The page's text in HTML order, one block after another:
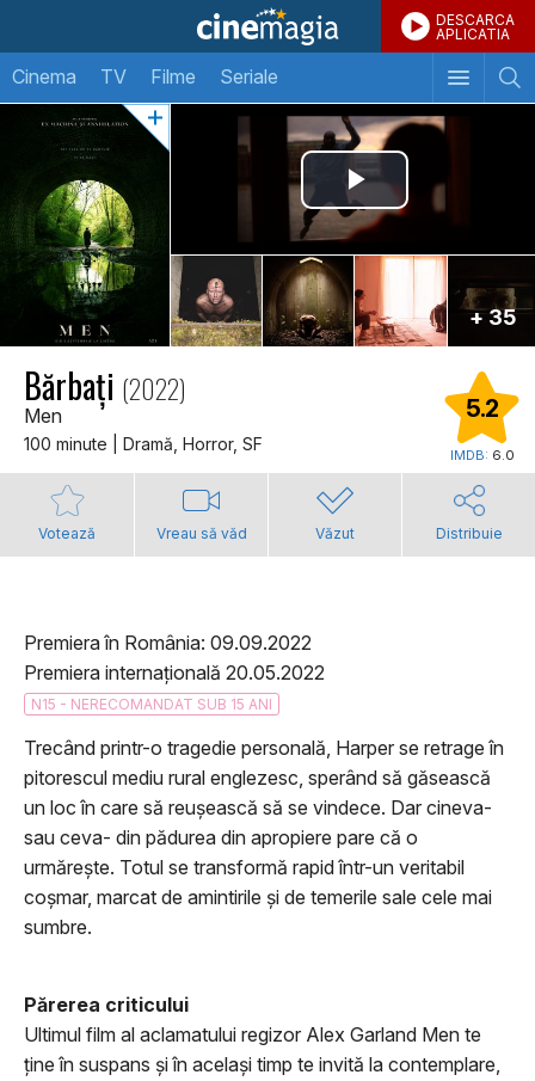
DESCARCA
APLICATIA
Cinema TV Filme Seriale
+ 35
Bărbați (2022)
Men
100 minute | Dramă, Horror, SF
5.2
IMDB: 6.0
Votează Vreau să văd Văzut Distribuie
Premiera în România: 09.09.2022
Premiera internațională 20.05.2022
N15 - NERECOMANDAT SUB 15 ANI
Trecând printr-o tragedie personală, Harper se retrage în
pitorescul mediu rural englezesc, sperând să găsească
un loc în care să reuşească să se vindece. Dar cineva-
sau ceva- din pădurea din apropiere pare că o
urmăreşte. Totul se transformă rapid într-un veritabil
coşmar, marcat de amintirile şi de temerile sale cele mai
sumbre.
Părerea criticului
Ultimul film al aclamatului regizor Alex Garland Men te
ține în suspans și în același timp te invită la contemplare,